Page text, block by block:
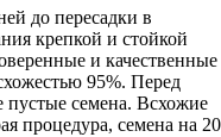
до пересадки в
крепкой и стойкой
и качественные
95%. Перед
пустые семена. Всхожие
процедура, семена на 20